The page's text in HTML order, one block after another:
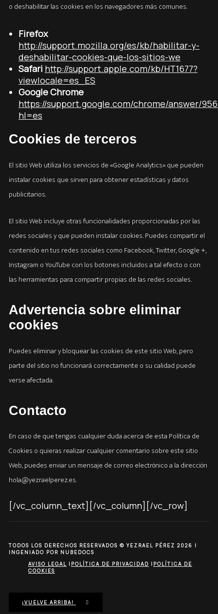
o deshabilitar las cookies en los navegadores más comunes.
Firefox
http://support.mozilla.org/es/kb/habilitar-y-
deshabilitar-cookies-que-los-sitios-we
Safari http://support.apple.com/kb/HT1677?
viewlocale=es_ES
Google Chrome
https://support.google.com/chrome/answer/
hl=es
Cookies de terceros
El sitio Web utiliza los servicios de «Google Analytics» que pueden
instalar cookies que sirven para obtener estadísticas y datos
publicitarios.
El sitio Web incluye otras funcionalidades proporcionadas por las
redes sociales y que pueden instalar cookies. Puedes compartir el
contenido en tus redes sociales como Facebook, Twitter, Google +,
Instagram o YouTube con los botones incluidos a tal efecto o con
las herramientas para compartir propias de las redes sociales.
Advertencia sobre eliminar
cookies
Puedes eliminar y bloquear las cookies de este sitio Web, pero
parte del sitio no funcionará correctamente o su calidad puede
verse afectada.
Contacto
En caso de que tengas cualquier duda acerca de esta Política de
Cookies o quieras realizar cualquier comentario sobre este sitio
Web, puedes enviar un mensaje de correo electrónico a la dirección
hola@yezraelperez.es.
[/vc_column_text][/vc_column][/vc_row]
TODOS LOS DERECHOS RESERVADOS © YEZRAEL PÉREZ 2026 |
INGENIADO POR NUBEDOCS
AVISO LEGAL | POLÍTICA DE PRIVACIDAD | POLÍTICA DE
COOKIES
¡VUELVE ARRIBA!